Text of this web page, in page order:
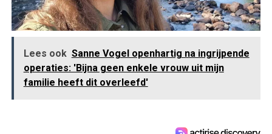
Lees ook Sanne Vogel openhartig na ingrijpende
operaties: 'Bijna geen enkele vrouw uit mijn
familie heeft dit overleefd'